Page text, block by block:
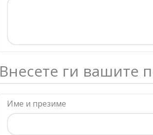
Внесете ги вашите
Име и презиме